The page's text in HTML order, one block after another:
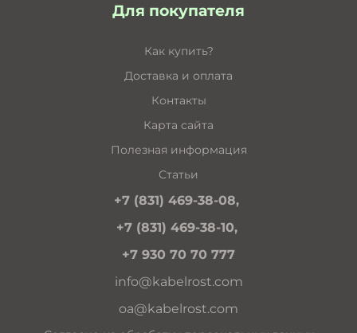
Для покупателя
Как купить?
Доставка и оплата
Контакты
Карта сайта
Полезная информация
Статьи
+7 (831) 469-38-08,
+7 (831) 469-38-10,
+7 930 70 70 777
info@kabelrost.com
oa@kabelrost.com